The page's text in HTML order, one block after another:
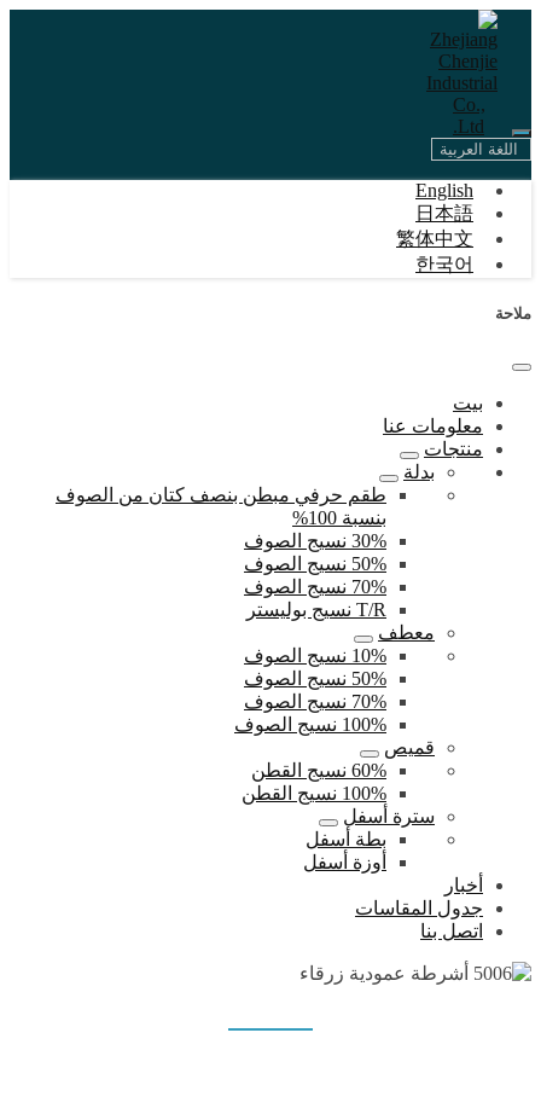
اللغة العربية
English
日本語
繁体中文
한국어
ملاحة
بيت
معلومات عنا
منتجات
بدلة
طقم حرفي مبطن بنصف كتان من الصوف
بنسبة 100%
30% نسيج الصوف
50% نسيج الصوف
70% نسيج الصوف
T/R نسيج بوليستر
معطف
10% نسيج الصوف
50% نسيج الصوف
70% نسيج الصوف
100% نسيج الصوف
قميص
60% نسيج القطن
100% نسيج القطن
سترة أسفل
بطة أسفل
أوزة أسفل
أخبار
جدول المقاسات
اتصل بنا